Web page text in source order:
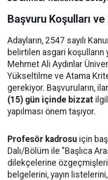
Başvuru Koşulları
Adayların, 2547 sayılı
belirtilen asgari koşulların
Mehmet Ali Aydınlar
Yükseltilme ve Atama
gerekiyor. Başvuruların,
(15) gün içinde bizzat
yapılması önem taşıyor.
Profesör kadrosu için
Dalı/Bölüm ile "Başlıca
dilekçelerine
belgelerini, yayın